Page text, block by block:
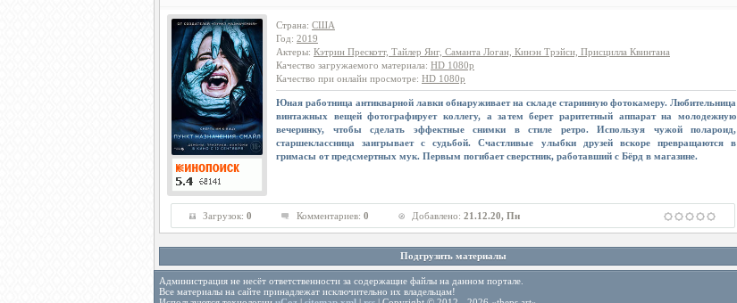
Страна: США
Год: 2019
Актеры: Кэтрин Прескотт, Тайлер Янг, Саманта Логан, Кинэн Трэйси, Присцилла Квинтана
Качество загружаемого материала: HD 1080p
Качество при онлайн просмотре: HD 1080p
Юная работница антикварной лавки обнаруживает на складе старинную фотокамеру. Любительница
винтажных вещей фотографирует коллегу, а затем берет раритетный аппарат на молодежную
вечеринку, чтобы сделать эффектные снимки в стиле ретро. Используя чужой полароид,
старшеклассница заигрывает с судьбой. Счастливые улыбки друзей вскоре превращаются в
гримасы от предсмертных мук. Первым погибает сверстник, работавший с Бёрд в магазине.
Загрузок: 0 Комментариев: 0 Добавлено: 21.12.20, Пн
Подгрузить материалы
Администрация не несёт ответственности за содержащие файлы на данном портале.
Все материалы на сайте принадлежат исключительно их владельцам!